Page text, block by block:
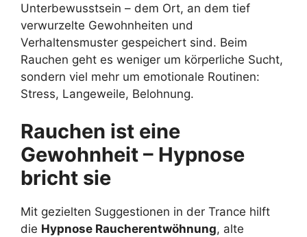
Unterbewusstsein – dem Ort, an dem tief
verwurzelte Gewohnheiten und
Verhaltensmuster gespeichert sind. Beim
Rauchen geht es weniger um körperliche Sucht,
sondern viel mehr um emotionale Routinen:
Stress, Langeweile, Belohnung.
Rauchen ist eine
Gewohnheit – Hypnose
bricht sie
Mit gezielten Suggestionen in der Trance hilft
die Hypnose Raucherentwöhnung, alte